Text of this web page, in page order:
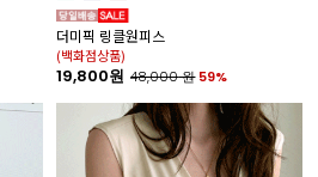
더미픽 링클원피스
(백화점상품)
19,800원 48,000원 59%